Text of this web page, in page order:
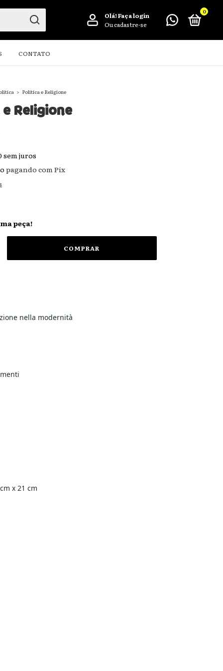
Olá!Faça login
Ou cadastre-se
0
CONTATO
> Politica e Religione
Religione
sem juros
pagando com Pix
peça!
nella modernità
x 21 cm